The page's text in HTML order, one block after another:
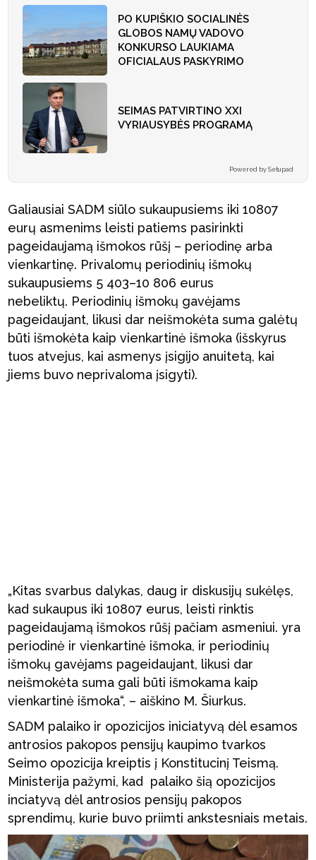
PO KUPIŠKIO SOCIALINĖS
GLOBOS NAMŲ VADOVO
KONKURSO LAUKIAMA
OFICIALAUS PASKYRIMO
SEIMAS PATVIRTINO XXI
VYRIAUSYBĖS PROGRAMĄ
Powered by Setupad
Galiausiai SADM siūlo sukaupusiems iki 10807
eurų asmenims leisti patiems pasirinkti
pageidaujamą išmokos rūšį – periodinę arba
vienkartinę. Privalomų periodinių išmokų
sukaupusiems 5 403–10 806 eurus
nebeliktų. Periodinių išmokų gavėjams
pageidaujant, likusi dar neišmokėta suma galėtų
būti išmokėta kaip vienkartinė išmoka (išskyrus
tuos atvejus, kai asmenys įsigijo anuitetą, kai
jiems buvo neprivaloma įsigyti).
„Kitas svarbus dalykas, daug ir diskusijų sukėlęs,
kad sukaupus iki 10807 eurus, leisti rinktis
pageidaujamą išmokos rūšį pačiam asmeniui. yra
periodinė ir vienkartinė išmoka, ir periodinių
išmokų gavėjams pageidaujant, likusi dar
neišmokėta suma gali būti išmokama kaip
vienkartinė išmoka“, – aiškino M. Šiurkus.
SADM palaiko ir opozicijos iniciatyvą dėl esamos
antrosios pakopos pensijų kaupimo tvarkos
Seimo opozicija kreiptis į Konstitucinį Teismą.
Ministerija pažymi, kad palaiko šią opozicijos
inciatyvą dėl antrosios pensijų pakopos
sprendimų, kurie buvo priimti ankstesniais metais.